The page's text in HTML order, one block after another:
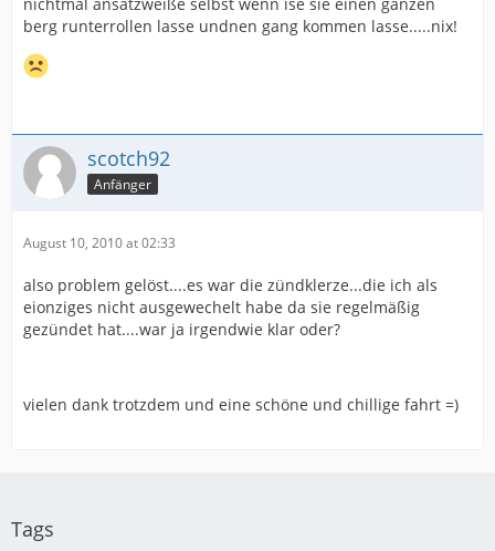
berg runterrollen lasse undnen gang kommen lasse.....nix!
scotch92
Anfänger
August 10, 2010 at 02:33
also problem gelöst....es war die zündklerze...die ich als
eionziges nicht ausgewechelt habe da sie regelmäßig
gezündet hat....war ja irgendwie klar oder?
vielen dank trotzdem und eine schöne und chillige fahrt =)
Tags